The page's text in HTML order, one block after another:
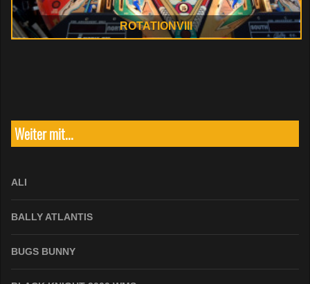
ROTATIONVIII
Weiter mit...
ALI
BALLY ATLANTIS
BUGS BUNNY